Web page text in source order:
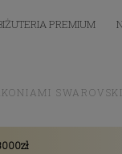
PREMIUM
SWAROVSKI